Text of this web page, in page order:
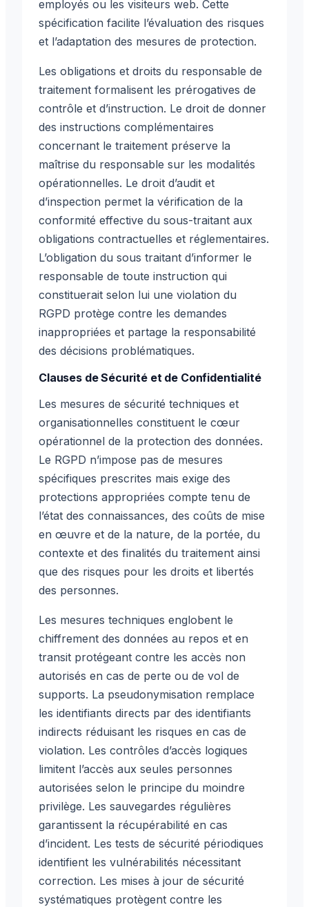
employés ou les visiteurs web. Cette
spécification facilite l’évaluation des risques
et l’adaptation des mesures de protection.
Les obligations et droits du responsable de
traitement formalisent les prérogatives de
contrôle et d’instruction. Le droit de donner
des instructions complémentaires
concernant le traitement préserve la
maîtrise du responsable sur les modalités
opérationnelles. Le droit d’audit et
d’inspection permet la vérification de la
conformité effective du sous-traitant aux
obligations contractuelles et réglementaires.
L’obligation du sous traitant d’informer le
responsable de toute instruction qui
constituerait selon lui une violation du
RGPD protège contre les demandes
inappropriées et partage la responsabilité
des décisions problématiques.
Clauses de Sécurité et de Confidentialité
Les mesures de sécurité techniques et
organisationnelles constituent le cœur
opérationnel de la protection des données.
Le RGPD n’impose pas de mesures
spécifiques prescrites mais exige des
protections appropriées compte tenu de
l’état des connaissances, des coûts de mise
en œuvre et de la nature, de la portée, du
contexte et des finalités du traitement ainsi
que des risques pour les droits et libertés
des personnes.
Les mesures techniques englobent le
chiffrement des données au repos et en
transit protégeant contre les accès non
autorisés en cas de perte ou de vol de
supports. La pseudonymisation remplace
les identifiants directs par des identifiants
indirects réduisant les risques en cas de
violation. Les contrôles d’accès logiques
limitent l’accès aux seules personnes
autorisées selon le principe du moindre
privilège. Les sauvegardes régulières
garantissent la récupérabilité en cas
d’incident. Les tests de sécurité périodiques
identifient les vulnérabilités nécessitant
correction. Les mises à jour de sécurité
systématiques protègent contre les